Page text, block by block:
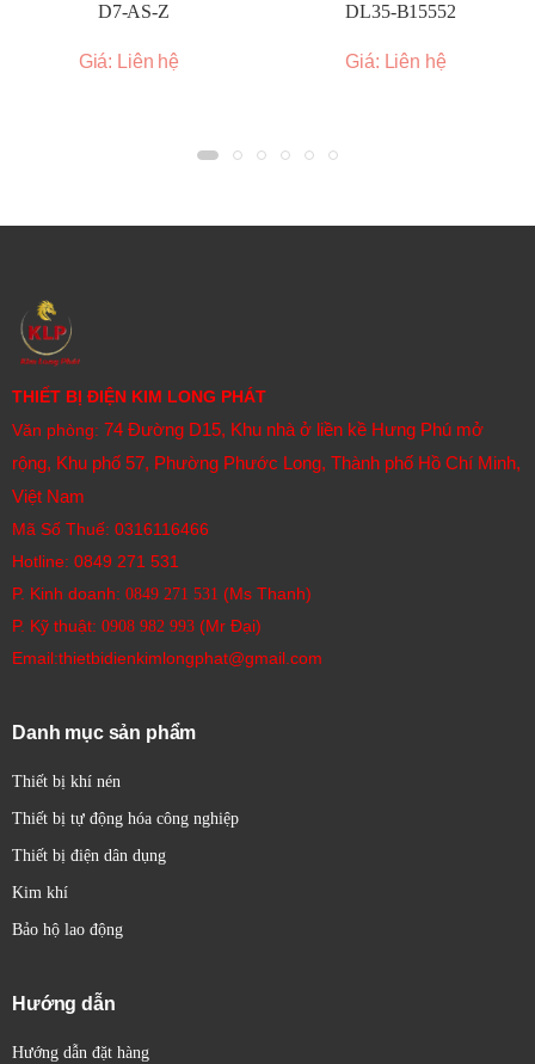
D7-AS-Z
Giá: Liên hệ
DL35-B15552
Giá: Liên hệ
THIẾT BỊ ĐIỆN KIM LONG PHÁT
Văn phòng: 74 Đường D15, Khu nhà ở liền kề Hưng Phú mở
rộng, Khu phố 57, Phường Phước Long, Thành phố Hồ Chí Minh,
Việt Nam
Mã Số Thuế: 0316116466
Hotline: 0849 271 531
P. Kinh doanh: 0849 271 531 (Ms Thanh)
P. Kỹ thuật: 0908 982 993​ (Mr Đại)
Email:thietbidienkimlongphat@gmail.com
Danh mục sản phẩm
Thiết bị khí nén
Thiết bị tự động hóa công nghiệp
Thiết bị điện dân dụng
Kim khí
Bảo hộ lao động
Hướng dẫn
Hướng dẫn đặt hàng